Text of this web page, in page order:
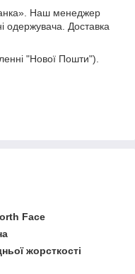
Наш менеджер
одержувача. Доставка
"Нової Пошти").
Face
жорсткості